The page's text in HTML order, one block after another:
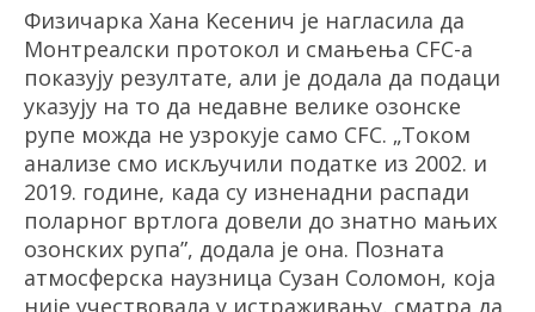
Физичарка Хана Kесенич је нагласила да
Монтреалски протокол и смањења CFC-а
показују резултате, али је додала да подаци
указују на то да недавне велике озонске
рупе можда не узрокујe само CFC. „Током
анализе смо искључили податке из 2002. и
2019. године, када су изненадни распади
поларног вртлога довели до знатно мањих
озонских рупа”, додала је она. Позната
атмосферска наузница Сузан Соломон, која
није учествовала у истраживању, сматра да